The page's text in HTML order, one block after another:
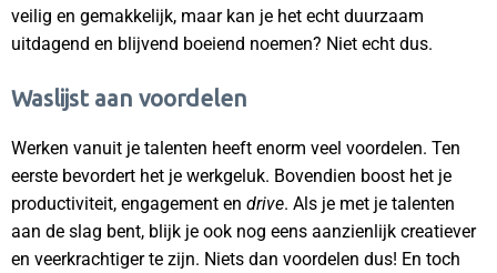
veilig en gemakkelijk, maar kan je het echt duurzaam
uitdagend en blijvend boeiend noemen? Niet echt dus.
Waslijst aan voordelen
Werken vanuit je talenten heeft enorm veel voordelen. Ten
eerste bevordert het je werkgeluk. Bovendien boost het je
productiviteit, engagement en drive. Als je met je talenten
aan de slag bent, blijk je ook nog eens aanzienlijk creatiever
en veerkrachtiger te zijn. Niets dan voordelen dus! En toch